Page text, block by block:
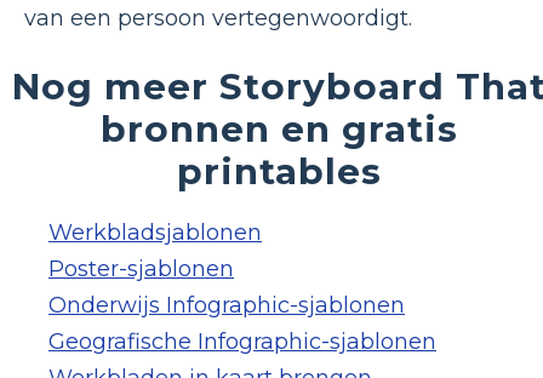
van een persoon vertegenwoordigt.
Nog meer Storyboard
bronnen en gratis
printables
Werkbladsjablonen
Poster-sjablonen
Onderwijs Infographic-sjablonen
Geografische Infographic-sjablonen